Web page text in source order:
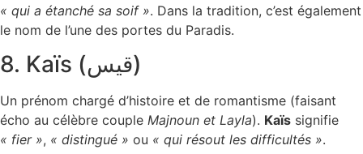
« qui a étanché sa soif ». Dans la tradition, c’est également
le nom de l’une des portes du Paradis.
8. Kaïs (قيس)
Un prénom chargé d’histoire et de romantisme (faisant
écho au célèbre couple Majnoun et Layla). Kaïs signifie
« fier », « distingué » ou « qui résout les difficultés ».